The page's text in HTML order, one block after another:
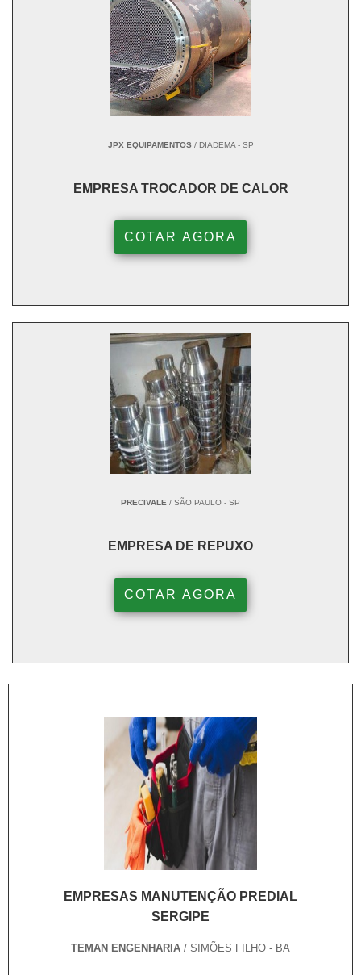
JPX EQUIPAMENTOS/ DIADEMA - SP
EMPRESA TROCADOR DE CALOR
COTAR AGORA
PRECIVALE / SÃO PAULO - SP
EMPRESA DE REPUXO
COTAR AGORA
EMPRESAS MANUTENÇÃO PREDIAL
SERGIPE
TEMAN ENGENHARIA / SIMÕES FILHO - BA